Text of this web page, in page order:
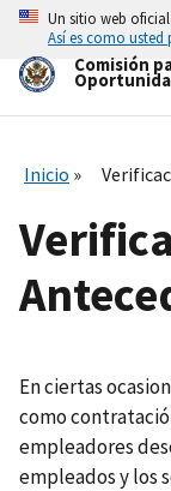
Skip
main
content
Un sitio web
Así es como usted
Comisión
Inicio
En ciertas
como
empleadores
empleados y los